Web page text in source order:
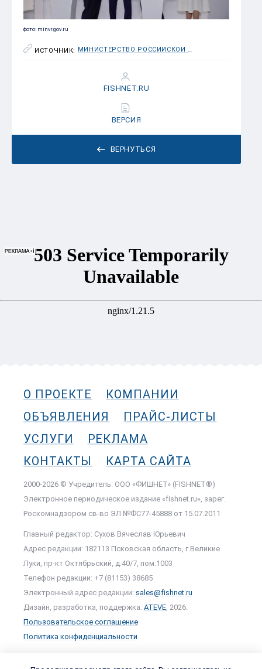
фото: minvr.gov.ru
ИСТОЧНИК:
ВЕРНУТЬСЯ
FISHNET.RU
ВЕРСИЯ
О ПРОЕКТЕ
КОМПАНИИ
ОБЪЯВЛЕНИЯ
ПРАЙС-ЛИСТЫ
УСЛУГИ
РЕКЛАМА
КОНТАКТЫ
КАРТА САЙТА
2000-2026 © Учредитель: ООО «ФИШНЕТ» (FISHNET®)
Электронное периодическое издание «fishnet.ru», зарег.
Роскомнадзором cв-во ЭЛ №ФС77-45888 от 15.07.2011
Главный редактор: Сухов Вячеслав Юрьевич
Адрес редакции: 182113 Псковская область, г.Великие
Луки, пр-кт Октябрьский, д.40/7, пом.1003
Телефон редакции: +7 (81153) 38685
Электронный адрес редакции: sales@fishnet.ru
Дизайн, разработка, поддержка: ATEVE , 2026.
Пользовательское соглашение
Политика конфиденциальности